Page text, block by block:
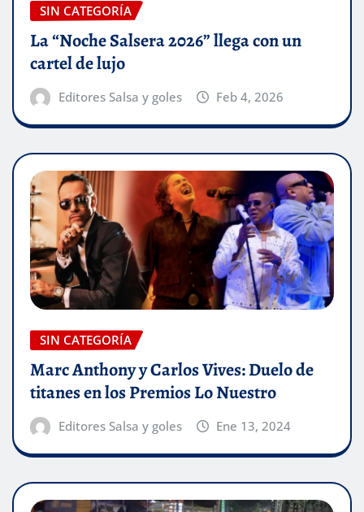
SIN CATEGORÍA
La “Noche Salsera 2026” llega con un
cartel de lujo
Editores Salsa y goles Feb 4, 2026
SIN CATEGORÍA
Marc Anthony y Carlos Vives: Duelo de
titanes en los Premios Lo Nuestro
Editores Salsa y goles Ene 13, 2024